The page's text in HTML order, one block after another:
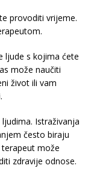
provoditi vrijeme.
ljude s kojima ćete
može naučiti
život ili vam
Istraživanja
često biraju
može
zdravije odnose.